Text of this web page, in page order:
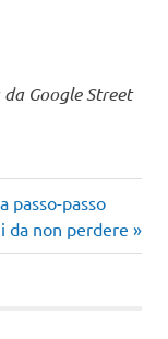
Google Street
passo-passo
da non perdere